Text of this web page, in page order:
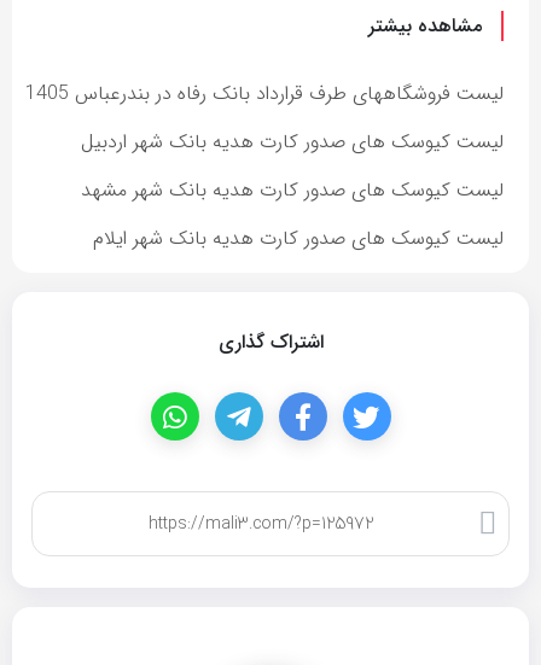
مشاهده بیشتر
لیست فروشگاههای طرف قرارداد بانک رفاه در بندرعباس 1405
لیست کیوسک های صدور کارت هدیه بانک شهر اردبیل
لیست کیوسک های صدور کارت هدیه بانک شهر مشهد
لیست کیوسک های صدور کارت هدیه بانک شهر ایلام
اشتراک گذاری